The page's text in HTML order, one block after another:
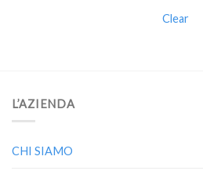
Clear
L’AZIENDA
CHI SIAMO